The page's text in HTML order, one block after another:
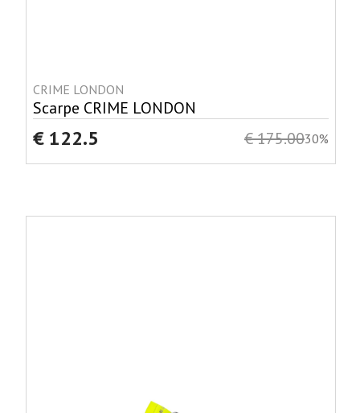
CRIME LONDON
Scarpe CRIME LONDON
€ 122.5 € 175.0030%